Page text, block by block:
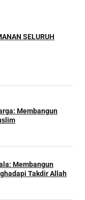
SELURUH
Membangun
Membangun
Takdir Allah